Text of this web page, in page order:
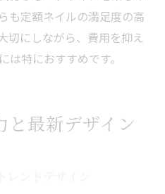
も定額ネイルの満足度の高
切にしながら、費用を抑え
特におすすめです。
と最新デザイン